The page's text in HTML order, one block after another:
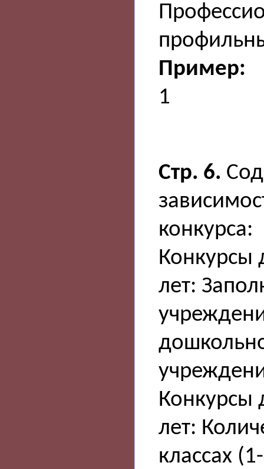
Пример:
1
Стр. 6.
конкурса:
Конкурсы
лет:
Конкурсы
лет:
классах